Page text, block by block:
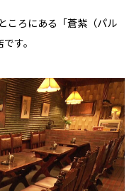
ころにある「蒼紫（パル
す。